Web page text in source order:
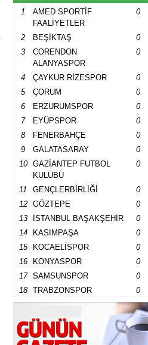
1
AMED SPORTİF
FAALİYETLER
0
2 BEŞİKTAŞ 0
3
CORENDON
ALANYASPOR
0
4 ÇAYKUR RİZESPOR 0
5
ÇORUM 0
6
ERZURUMSPOR 0
7
EYÜPSPOR 0
8
FENERBAHÇE 0
9
GALATASARAY 0
10
GAZİANTEP FUTBOL
KULÜBÜ
0
11 GENÇLERBİRLİĞİ 0
12
GÖZTEPE 0
13
İSTANBUL BAŞAKŞEHİR 0
14
KASIMPAŞA 0
15
KOCAELİSPOR 0
16
KONYASPOR 0
17
SAMSUNSPOR 0
18
TRABZONSPOR 0